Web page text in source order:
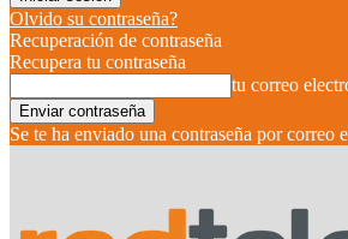
Olvido su contraseña?
Recuperación de contraseña
Recupera tu contraseña
tu correo
Se te ha enviado una contraseña por correo